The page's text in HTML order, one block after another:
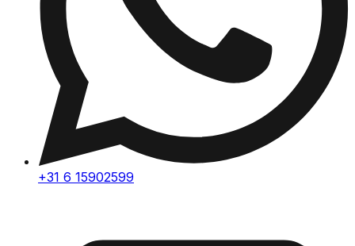
+31 6 15902599